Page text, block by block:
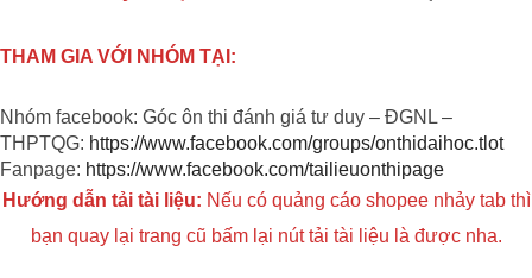
THAM GIA VỚI NHÓM TẠI:
Nhóm facebook: Góc ôn thi đánh giá tư duy – ĐGNL –
THPTQG: https://www.facebook.com/groups/onthidaihoc.tlot
Fanpage: https://www.facebook.com/tailieuonthipage
Hướng dẫn tải tài liệu: Nếu có quảng cáo shopee nhảy tab thì
bạn quay lại trang cũ bấm lại nút tải tài liệu là được nha.